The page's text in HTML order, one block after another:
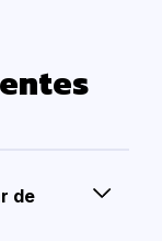
de